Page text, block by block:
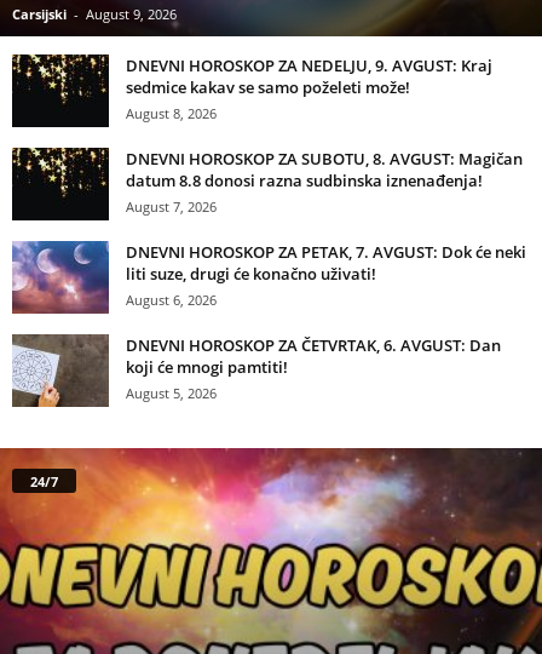
Carsijski - August 9, 2026
DNEVNI HOROSKOP ZA NEDELJU, 9. AVGUST: Kraj
sedmice kakav se samo poželeti može!
August 8, 2026
DNEVNI HOROSKOP ZA SUBOTU, 8. AVGUST: Magičan
datum 8.8 donosi razna sudbinska iznenađenja!
August 7, 2026
DNEVNI HOROSKOP ZA PETAK, 7. AVGUST: Dok će neki
liti suze, drugi će konačno uživati!
August 6, 2026
DNEVNI HOROSKOP ZA ČETVRTAK, 6. AVGUST: Dan
koji će mnogi pamtiti!
August 5, 2026
24/7